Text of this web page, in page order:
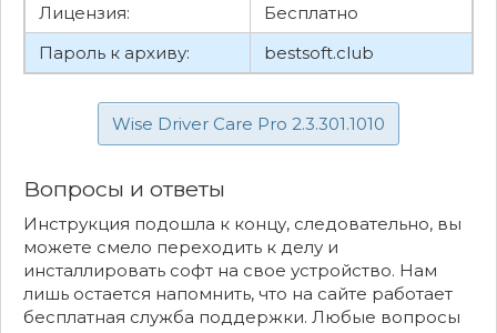
Лицензия:
Бесплатно
Пароль к архиву:
bestsoft.club
Wise Driver Care Pro 2.3.301.1010
Вопросы и ответы
Инструкция подошла к концу, следовательно, вы
можете смело переходить к делу и
инсталлировать софт на свое устройство. Нам
лишь остается напомнить, что на сайте работает
бесплатная служба поддержки. Любые вопросы